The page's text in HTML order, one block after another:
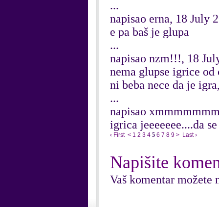
...
napisao erna, 18 July
e pa baš je glupa
...
napisao nzm!!!, 18
nema glupse igrice
ni beba nece da je
...
napisao
igrica jeeeeeee....da
‹ First < 1 2 3 4 5 6 7 8 9 > Last ›
Napišite
Vaš komentar možete